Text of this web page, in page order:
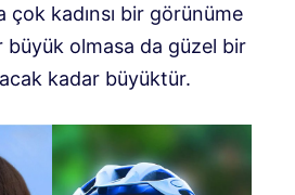
çok kadınsı bir görünüme
büyük olmasa da güzel bir
kadar büyüktür.